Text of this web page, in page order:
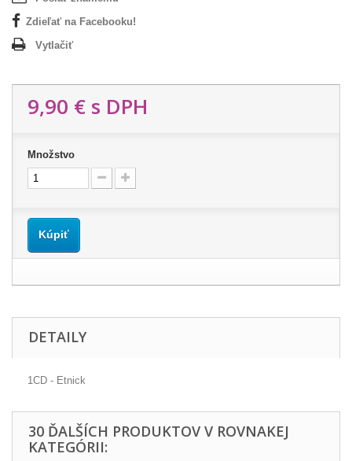
Zdieľať na Facebooku!
Vytlačiť
9,90 € s DPH
Množstvo
Kúpiť
DETAILY
1CD - Etnick
30 ĎALŠÍCH PRODUKTOV V ROVNAKEJ
KATEGÓRII: